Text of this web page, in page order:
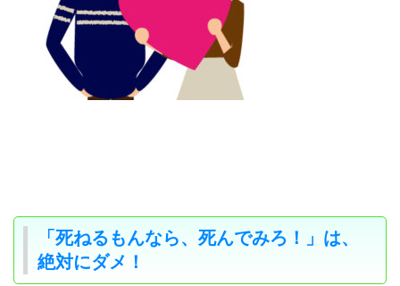
「死ねるもんなら、死んでみろ！」は、
絶対にダメ！